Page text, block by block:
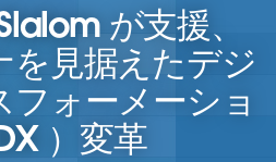
が支援、
を見据えたデジ
フォーメーショ
）変革